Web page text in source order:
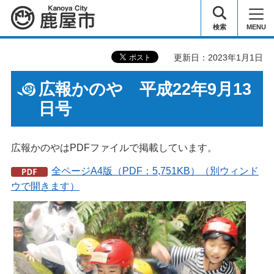
鹿屋市 検索 MENU
更新日：2023年1月1日
広報かのや 平成22年9月13
日号
広報かのやはPDFファイルで掲載しています。
全ページA4版（PDF：5,751KB）（別ウィンド
ウで開きます）